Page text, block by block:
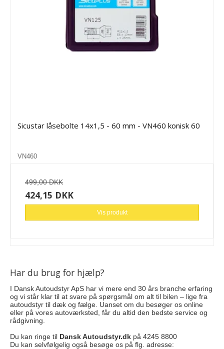
Sicustar låsebolte 14x1,5 - 60 mm - VN460 konisk 60
VN460
499,00 DKK
424,15 DKK
Vis produkt
Har du brug for hjælp?
I Dansk Autoudstyr ApS har vi mere end 30 års branche erfaring
og vi står klar til at svare på spørgsmål om alt til bilen – lige fra
autoudstyr til dæk og fælge. Uanset om du besøger os online
eller på vores autoværksted, får du altid den bedste service og
rådgivning.
Du kan ringe til Dansk Autoudstyr.dk på 4245 8800
Du kan selvfølgelig også besøge os på flg. adresse: